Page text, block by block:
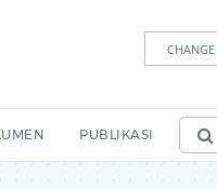
PUBLIKASI